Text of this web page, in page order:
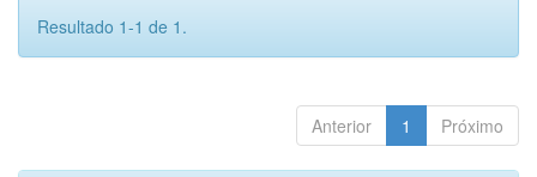
Resultado 1-1 de 1.
Anterior 1 Próximo